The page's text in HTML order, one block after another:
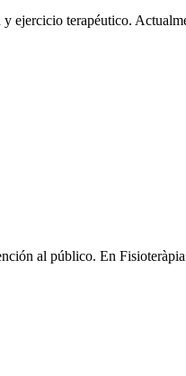
ejercicio terapéutico.
al público. En